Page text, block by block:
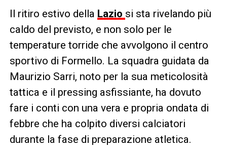
Il ritiro estivo della Lazio si sta rivelando più
caldo del previsto, e non solo per le
temperature torride che avvolgono il centro
sportivo di Formello. La squadra guidata da
Maurizio Sarri, noto per la sua meticolosità
tattica e il pressing asfissiante, ha dovuto
fare i conti con una vera e propria ondata di
febbre che ha colpito diversi calciatori
durante la fase di preparazione atletica.